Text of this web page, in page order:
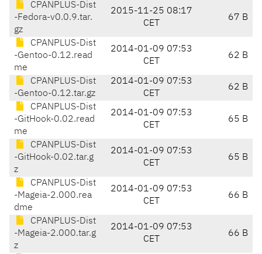
CPANPLUS-Dist
-Fedora-v0.0.9.tar.
gz
2015-11-25 08:17
CET
67 B
CPANPLUS-Dist
-Gentoo-0.12.read
me
2014-01-09 07:53
CET
62 B
CPANPLUS-Dist
-Gentoo-0.12.tar.gz
2014-01-09 07:53
CET
62 B
CPANPLUS-Dist
-GitHook-0.02.read
me
2014-01-09 07:53
CET
65 B
CPANPLUS-Dist
-GitHook-0.02.tar.g
z
2014-01-09 07:53
CET
65 B
CPANPLUS-Dist
-Mageia-2.000.rea
dme
2014-01-09 07:53
CET
66 B
CPANPLUS-Dist
-Mageia-2.000.tar.g
z
2014-01-09 07:53
CET
66 B